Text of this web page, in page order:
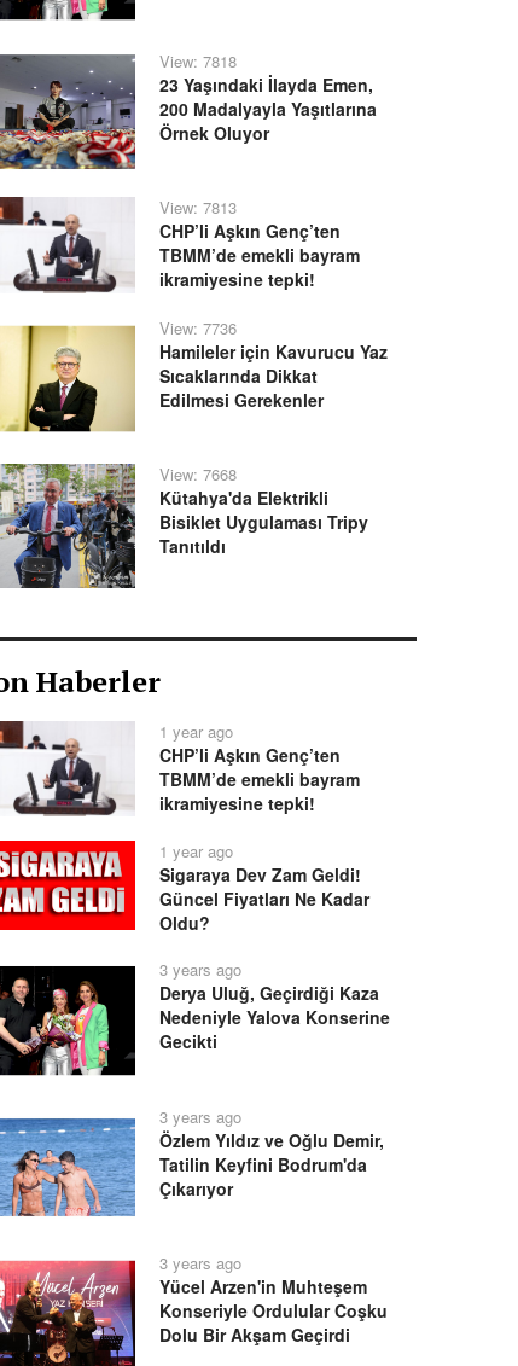
View: 7818
23 Yaşındaki İlayda Emen,
200 Madalyayla Yaşıtlarına
Örnek Oluyor
View: 7813
CHP’li Aşkın Genç’ten
TBMM’de emekli bayram
ikramiyesine tepki!
View: 7736
Hamileler için Kavurucu Yaz
Sıcaklarında Dikkat
Edilmesi Gerekenler
View: 7668
Kütahya'da Elektrikli
Bisiklet Uygulaması Tripy
Tanıtıldı
Haberler
1 year ago
CHP’li Aşkın Genç’ten
TBMM’de emekli bayram
ikramiyesine tepki!
1 year ago
Sigaraya Dev Zam Geldi!
Güncel Fiyatları Ne Kadar
Oldu?
3 years ago
Derya Uluğ, Geçirdiği Kaza
Nedeniyle Yalova Konserine
Gecikti
3 years ago
Özlem Yıldız ve Oğlu Demir,
Tatilin Keyfini Bodrum'da
Çıkarıyor
3 years ago
Yücel Arzen'in Muhteşem
Konseriyle Ordulular Coşku
Dolu Bir Akşam Geçirdi